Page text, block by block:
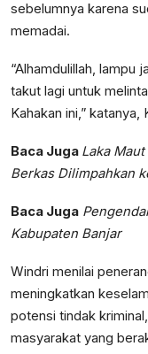
sebelumnya karena
memadai.
“Alhamdulillah, lampu
takut lagi untuk
Kahakan ini,” katanya,
Baca Juga Laka
Berkas Dilimpahkan
Baca Juga
Kabupaten Banjar
Windri menilai
meningkatkan
potensi tindak
masyarakat yang